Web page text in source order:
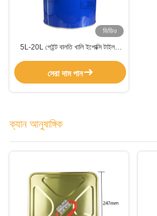
ভিডিও
5L-20L পেইন্ট বালতি খালি ইপোক্সি টাইলস
সেরা দাম পান
ক্যান আনুষাঙ্গিক